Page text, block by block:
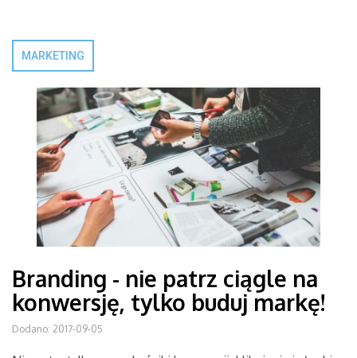
MARKETING
Branding - nie patrz ciągle na
konwersję, tylko buduj markę!
Dodano: 2017-09-05